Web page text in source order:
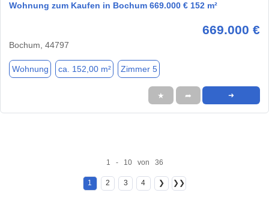
Wohnung zum Kaufen in Bochum 669.000 € 152 m²
669.000 €
Bochum, 44797
Wohnung ca. 152,00 m² Zimmer 5
★ ➦ ➜
1 - 10 von 36
1 2 3 4 ❯ ❯❯